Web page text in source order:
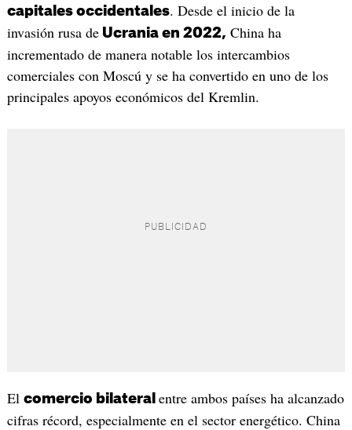
capitales occidentales. Desde el inicio de la
invasión rusa deUcrania en 2022, China ha
incrementado de manera notable los intercambios
comerciales con Moscú y se ha convertido en uno de los
principales apoyos económicos del Kremlin.
El comercio bilateral entre ambos países ha alcanzado
cifras récord, especialmente en el sector energético. China